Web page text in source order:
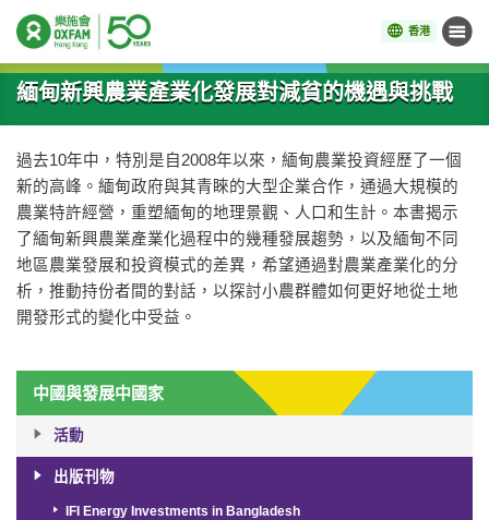
香港 目錄
開始主要內容
緬甸新興農業產業化發展對減貧的機遇與挑戰
中國與發展中國家
活動
出版刊物
IFI Energy Investments in Bangladesh
過去10年中，特別是自2008年以來，緬甸農業投資經歷了一個
新的高峰。緬甸政府與其青睞的大型企業合作，通過大規模的
農業特許經營，重塑緬甸的地理景觀、人口和生計。本書揭示
了緬甸新興農業產業化過程中的幾種發展趨勢，以及緬甸不同
地區農業發展和投資模式的差異，希望通過對農業產業化的分
析，推動持份者間的對話，以探討小農群體如何更好地從土地
開發形式的變化中受益。